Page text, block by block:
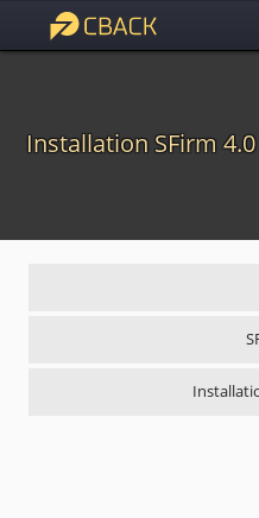
Installation SFirm 4.0